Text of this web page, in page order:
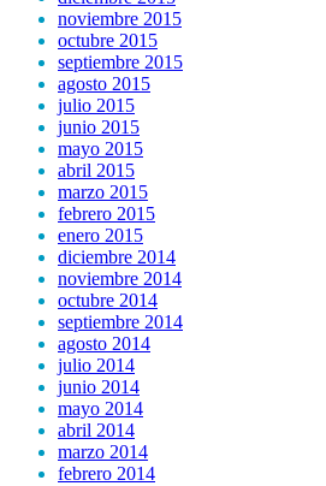
noviembre 2015
octubre 2015
septiembre 2015
agosto 2015
julio 2015
junio 2015
mayo 2015
abril 2015
marzo 2015
febrero 2015
enero 2015
diciembre 2014
noviembre 2014
octubre 2014
septiembre 2014
agosto 2014
julio 2014
junio 2014
mayo 2014
abril 2014
marzo 2014
febrero 2014